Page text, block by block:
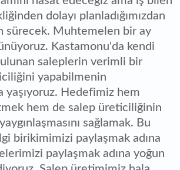
dolayı planladığımızdan
sürecek. Muhtemelen bir ay
Kastamonu'da kendi
saleplerin verimli bir
yapabilmenin
yaşıyoruz. Hedefimiz hem
hem de salep üreticiliğinin
sağlamak. Bu
birikimimizi paylaşmak adına
paylaşmak adına yoğun